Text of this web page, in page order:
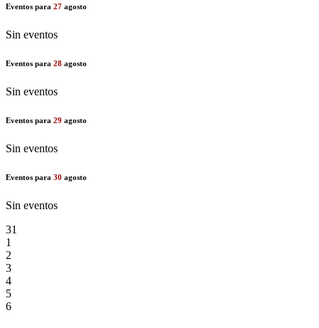
Eventos para 27 agosto
Sin eventos
Eventos para 28 agosto
Sin eventos
Eventos para 29 agosto
Sin eventos
Eventos para 30 agosto
Sin eventos
31
1
2
3
4
5
6